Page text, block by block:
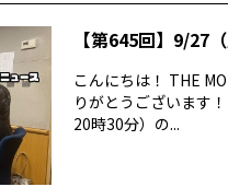
【第645回】9/27
こんにちは！ THE
りがとうございます
20時30分）の...